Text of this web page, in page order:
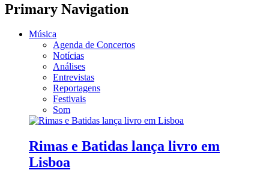
Primary Navigation
Música
Agenda de Concertos
Notícias
Análises
Entrevistas
Reportagens
Festivais
Som
Rimas e Batidas lança livro em
Lisboa